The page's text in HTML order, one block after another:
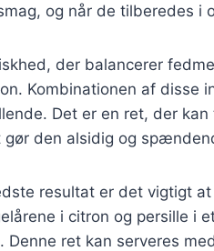
og når de tilberedes i
der balancerer
Kombinationen af disse
Det er en ret, der
gør den alsidig og
resultat er det vigtigt
i citron og persille i
ret kan serveres